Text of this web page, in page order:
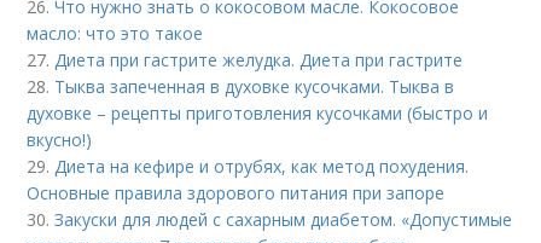
26.Что нужно знать о кокосовом масле. Кокосовое
масло: что это такое
27.Диета при гастрите желудка. Диета при гастрите
28. Тыква запеченная в духовке кусочками. Тыква в
духовке – рецепты приготовления кусочками (быстро и
вкусно!)
29.Диета на кефире и отрубях, как метод похудения.
Основные правила здорового питания при запоре
30.Закуски для людей с сахарным диабетом. «Допустимые